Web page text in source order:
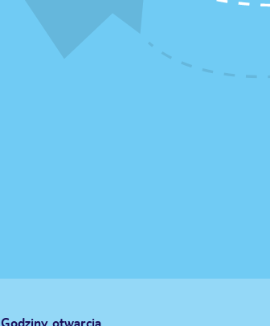
Godziny otwarcia